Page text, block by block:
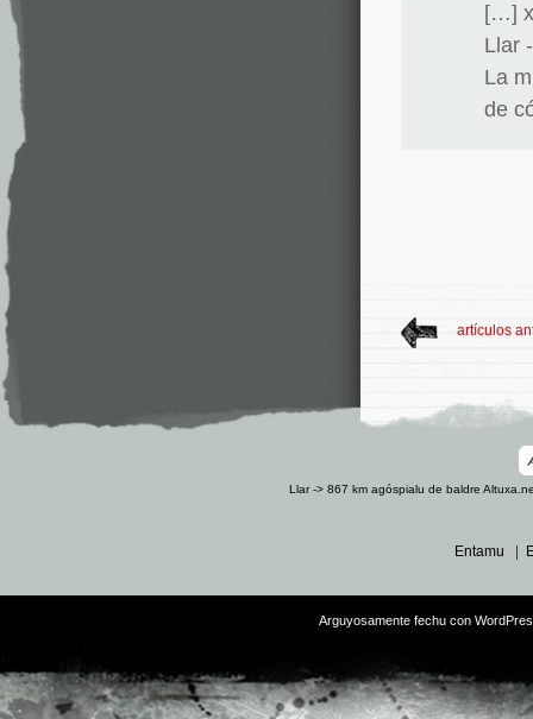
[…]
Llar
La
de
artículos
Llar -> 867 km agóspialu de baldre
Entamu
Arguyosamente fechu con